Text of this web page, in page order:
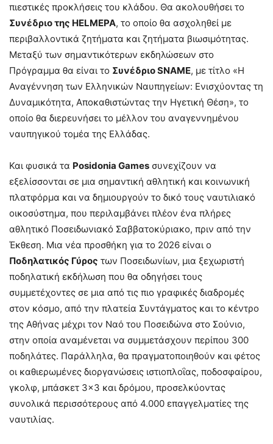
πιεστικές προκλήσεις του κλάδου. Θα ακολουθήσει το
Συνέδριο της HELMEPA, το οποίο θα ασχοληθεί με
περιβαλλοντικά ζητήματα και ζητήματα βιωσιμότητας.
Μεταξύ των σημαντικότερων εκδηλώσεων στο
Πρόγραμμα θα είναι το Συνέδριο SNAME, με τίτλο «Η
Αναγέννηση των Ελληνικών Ναυπηγείων: Ενισχύοντας τη
Δυναμικότητα, Αποκαθιστώντας την Ηγετική Θέση», το
οποίο θα διερευνήσει το μέλλον του αναγεννημένου
ναυπηγικού τομέα της Ελλάδας.
Και φυσικά τα Posidonia Games συνεχίζουν να
εξελίσσονται σε μια σημαντική αθλητική και κοινωνική
πλατφόρμα και να δημιουργούν το δικό τους ναυτιλιακό
οικοσύστημα, που περιλαμβάνει πλέον ένα πλήρες
αθλητικό Ποσειδωνιακό Σαββατοκύριακο, πριν από την
Έκθεση. Μια νέα προσθήκη για το 2026 είναι ο
Ποδηλατικός Γύρος των Ποσειδωνίων, μια ξεχωριστή
ποδηλατική εκδήλωση που θα οδηγήσει τους
συμμετέχοντες σε μια από τις πιο γραφικές διαδρομές
στον κόσμο, από την πλατεία Συντάγματος και το κέντρο
της Αθήνας μέχρι τον Ναό του Ποσειδώνα στο Σούνιο,
στην οποία αναμένεται να συμμετάσχουν περίπου 300
ποδηλάτες. Παράλληλα, θα πραγματοποιηθούν και φέτος
οι καθιερωμένες διοργανώσεις ιστιοπλοΐας, ποδοσφαίρου,
γκολφ, μπάσκετ 3×3 και δρόμου, προσελκύοντας
συνολικά περισσότερους από 4.000 επαγγελματίες της
ναυτιλίας.